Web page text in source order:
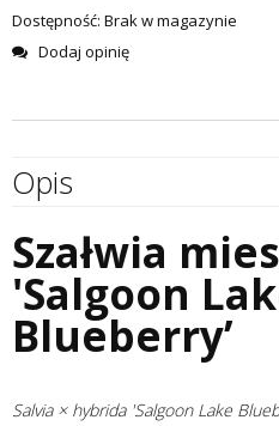
Dostępność: Brak w magazynie
Dodaj opinię
Opis
Szałwia
'Salgoon
Blueberry’
Salvia × hybrida 'Salgoon Lake